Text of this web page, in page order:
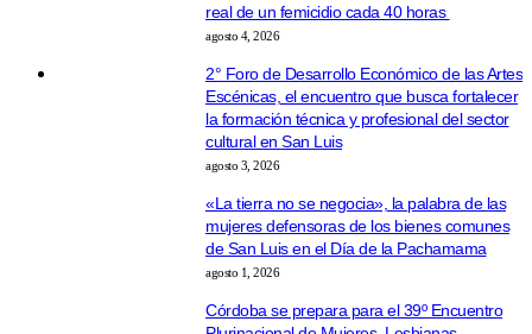
real de un femicidio cada 40 horas
agosto 4, 2026
2° Foro de Desarrollo Económico de las Artes
Escénicas, el encuentro que busca fortalecer
la formación técnica y profesional del sector
cultural en San Luis
agosto 3, 2026
«La tierra no se negocia», la palabra de las
mujeres defensoras de los bienes comunes
de San Luis en el Día de la Pachamama
agosto 1, 2026
Córdoba se prepara para el 39º Encuentro